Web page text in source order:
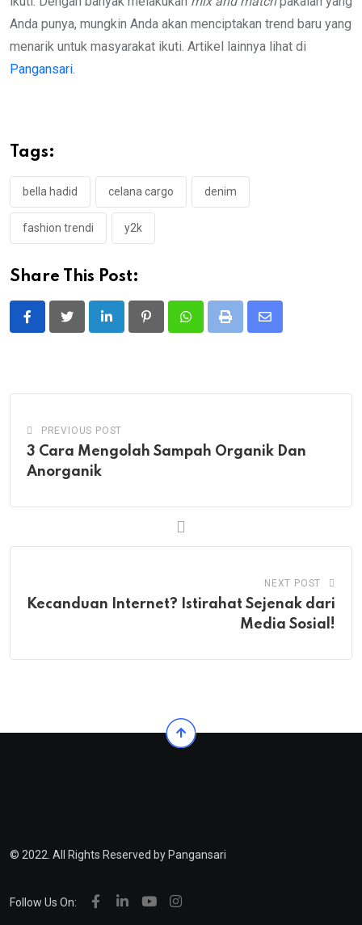
Anda punya, mungkin Anda akan menciptakan trend baru yang
menarik untuk masyarakat ikuti. Artikel lainnya lihat di
Pangansari.
Tags:
bella hadid celana cargo denim
fashion trendi y2k
Share This Post:
LinkedIn PinterestWhatsappPrint
Share
PREVIOUS POST
3 Cara Mengolah Sampah Organik Dan
Anorganik
NEXT POST
Kecanduan Internet? Istirahat Sejenak dari
Media Sosial!
© 2022. All Rights Reserved by Pangansari
Follow Us On: